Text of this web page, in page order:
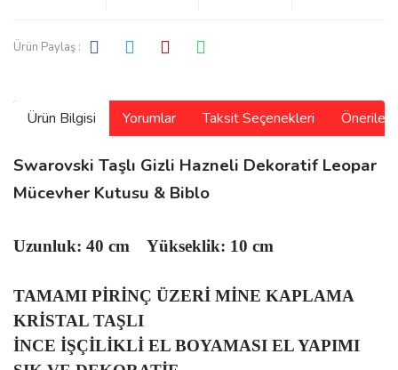
Ürün Paylaş :
Ürün Bilgisi Yorumlar Taksit Seçenekleri
Swarovski Taşlı Gizli Hazneli Dekoratif Leopar
Mücevher Kutusu & Biblo
Uzunluk: 40 cm Yükseklik: 10 cm
TAMAMI PİRİNÇ ÜZERİ MİNE KAPLAMA
KRİSTAL TAŞLI
İNCE İŞÇİLİKLİ EL BOYAMASI EL YAPIMI